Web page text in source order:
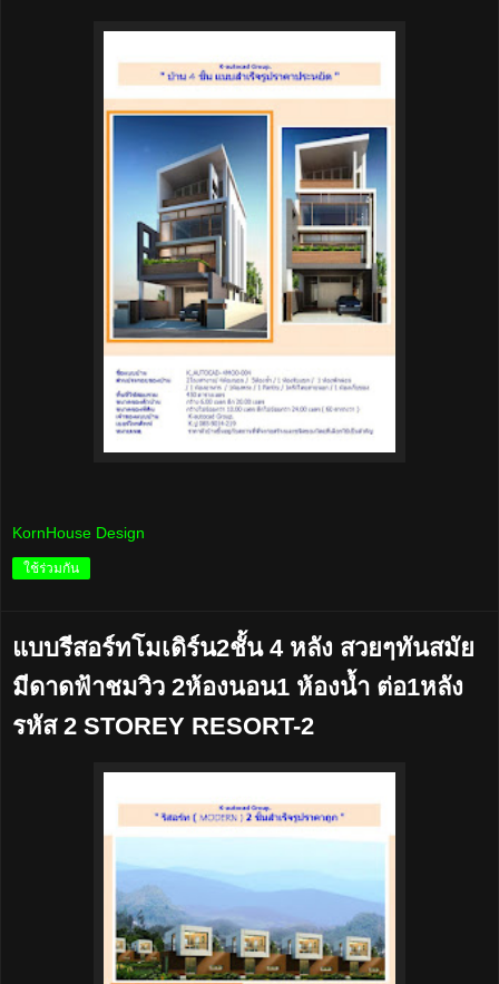
KornHouse Design
ใช้ร่วมกัน
แบบรีสอร์ทโมเดิร์น2ชั้น 4 หลัง สวยๆทันสมัย
มีดาดฟ้าชมวิว 2ห้องนอน1 ห้องน้ำ ต่อ1หลัง
รหัส 2 STOREY RESORT-2